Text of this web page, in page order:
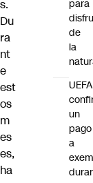
s.
Du
ra
nt
e
est
os
m
es
es,
ha
para
de
la
UEFA
un
pago
a